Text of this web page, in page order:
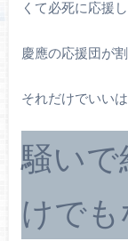
くて必死に応援し
慶應の応援団が
それだけでいいは
騒いで
けでも